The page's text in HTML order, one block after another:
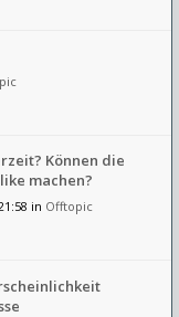
Können die
machen?
in Offtopic